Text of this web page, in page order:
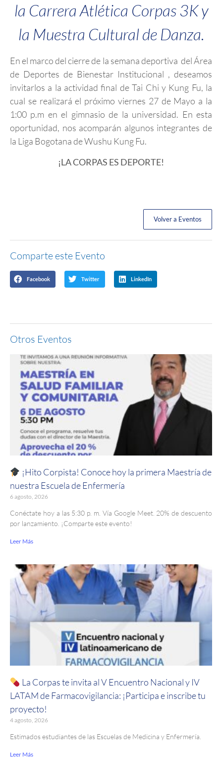
la Carrera Atlética Corpas 3K y
la Muestra Cultural de Danza.
En el marco del cierre de la semana deportiva del Área
de Deportes de Bienestar Institucional , deseamos
invitarlos a la actividad final de Tai Chi y Kung Fu, la
cual se realizará el próximo viernes 27 de Mayo a la
1:00 p.m en el gimnasio de la universidad. En esta
oportunidad, nos acomparán algunos integrantes de
la Liga Bogotana de Wushu Kung Fu.
¡LA CORPAS ES DEPORTE!
Volver a Eventos
Comparte este Evento
Facebook Twitter LinkedIn
Otros Eventos
¡Hito Corpista! Conoce hoy la primera Maestría de
nuestra Escuela de Enfermería
6 agosto, 2026
Conéctate hoy a las 5:30 p. m. Vía Google Meet. 20% de descuento
por lanzamiento. ¡Comparte este evento!
Leer Más
La Corpas te invita al V Encuentro Nacional y IV
LATAM de Farmacovigilancia: ¡Participa e inscribe tu
proyecto!
4 agosto, 2026
Estimados estudiantes de las Escuelas de Medicina y Enfermería.
Leer Más